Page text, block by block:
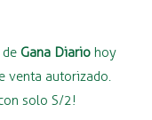
Gana Diario hoy
venta autorizado.
solo S/2!